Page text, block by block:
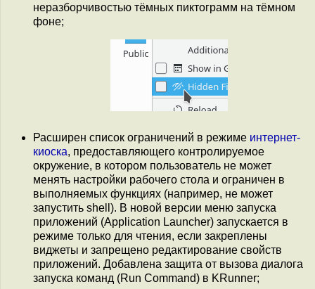
неразборчивостью тёмных пиктограмм на тёмном
фоне;
Расширен список ограничений в режиме интернет-
киоска, предоставляющего контролируемое
окружение, в котором пользователь не может
менять настройки рабочего стола и ограничен в
выполняемых функциях (например, не может
запустить shell). В новой версии меню запуска
приложений (Application Launcher) запускается в
режиме только для чтения, если закреплены
виджеты и запрещено редактирование свойств
приложений. Добавлена защита от вызова диалога
запуска команд (Run Command) в KRunner;